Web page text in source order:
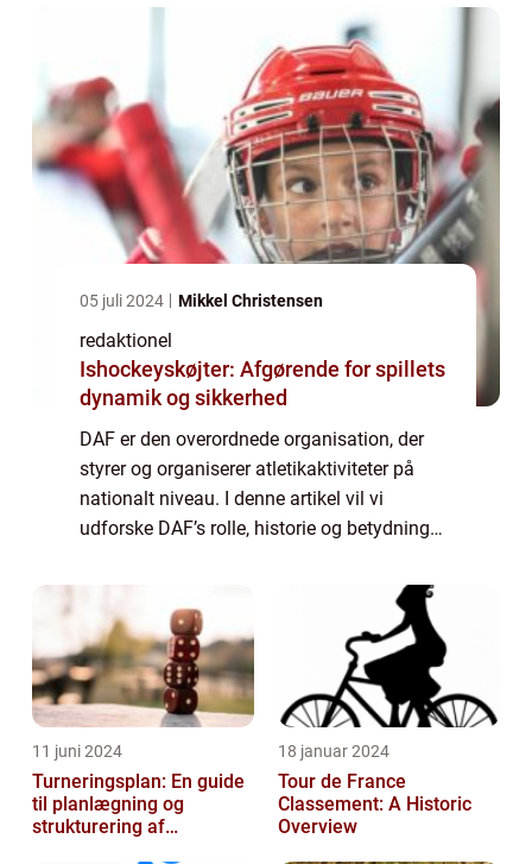
05 juli 2024 Mikkel Christensen
redaktionel
Ishockeyskøjter: Afgørende for spillets
dynamik og sikkerhed
DAF er den overordnede organisation, der
styrer og organiserer atletikaktiviteter på
nationalt niveau. I denne artikel vil vi
udforske DAF’s rolle, historie og betydning
ATLETIK FORBUND – INTRODUK...
11 juni 2024
Turneringsplan: En guide
til planlægning og
strukturering af
18 januar 2024
Tour de France
Classement: A Historic
Overview